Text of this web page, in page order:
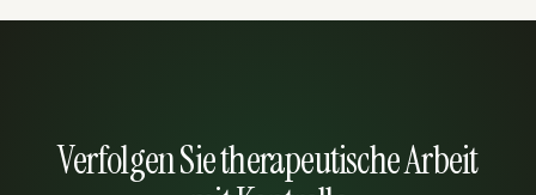
Verfolgen Sie therapeutische Arbeit